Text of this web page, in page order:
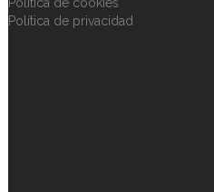
Política de privacidad